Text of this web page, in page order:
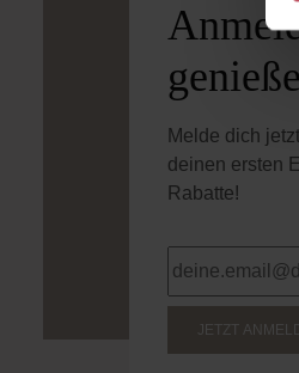
Melde dich
deinen ersten
Rabatte!
JETZT